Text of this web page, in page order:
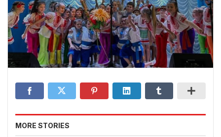
MORE STORIES